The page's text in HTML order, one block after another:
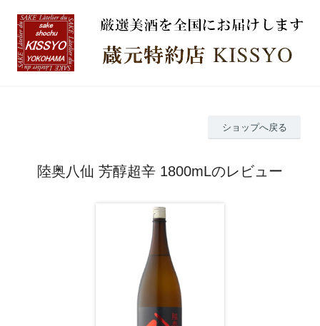
ショップへ戻る
陸奥八仙 芳醇超辛 1800mLのレビュー